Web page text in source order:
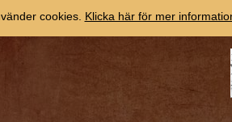
cookies. Klicka här för mer